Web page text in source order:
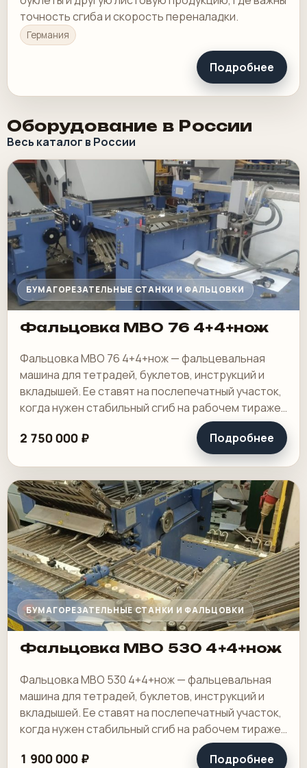
точность сгиба и скорость переналадки.
Германия
Подробнее
Оборудование в России
Весь каталог в России
БУМАГОРЕЗАТЕЛЬНЫЕ СТАНКИ И ФАЛЬЦОВКИ
Фальцовка MBO 76 4+4+нож
Фальцовка MBO 76 4+4+нож — фальцевальная
машина для тетрадей, буклетов, инструкций и
вкладышей. Ее ставят на послепечатный участок,
когда нужен стабильный сгиб на рабочем тираже
и понятная переналадка под повторяющиеся.
2 750 000 ₽ Подробнее
БУМАГОРЕЗАТЕЛЬНЫЕ СТАНКИ И ФАЛЬЦОВКИ
Фальцовка MBO 530 4+4+нож
Фальцовка MBO 530 4+4+нож — фальцевальная
машина для тетрадей, буклетов, инструкций и
вкладышей. Ее ставят на послепечатный участок,
когда нужен стабильный сгиб на рабочем тираже
и понятная переналадка под повторяющиеся.
1 900 000 ₽ Подробнее